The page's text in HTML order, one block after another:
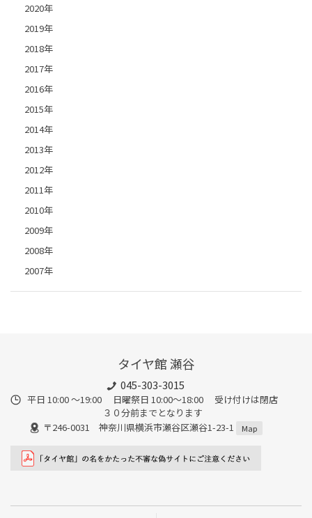
2020年
2019年
2018年
2017年
2016年
2015年
2014年
2013年
2012年
2011年
2010年
2009年
2008年
2007年
タイヤ館 瀬谷
045-303-3015
平日 10:00 ～19:00 日曜祭日 10:00～18:00 受け付けは閉店
３０分前までとなります
〒246-0031 神奈川県横浜市瀬谷区瀬谷1-23-1
Map